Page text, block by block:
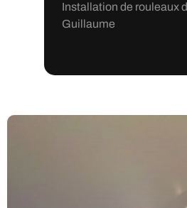
Installation de rouleaux
Guillaume